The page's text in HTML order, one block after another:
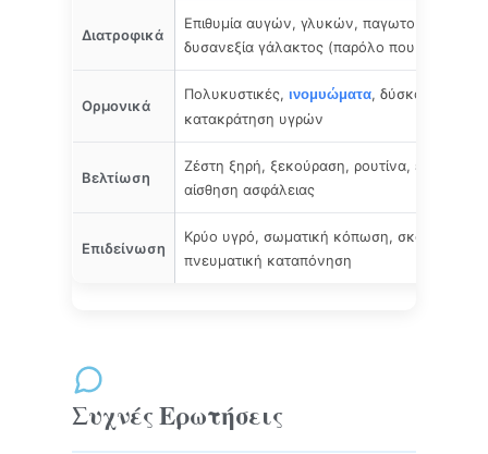
Διατροφικά
Επιθυμία αυγών, γλυκών, παγωτού —
δυσανεξία γάλακτος (παρόλο που η πηγή
Ορμονικά
Πολυκυστικές,ινομυώματα, δύσκολη
κατακράτηση υγρών
Βελτίωση
Ζέστη ξηρή, ξεκούραση, ρουτίνα, ελαφρύ
αίσθηση ασφάλειας
Επιδείνωση
Κρύο υγρό, σωματική κόπωση, σκάλες,
πνευματική καταπόνηση
Συχνές Ερωτήσεις